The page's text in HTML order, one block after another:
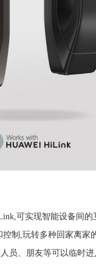
可实现智能设备间的
制,玩转多种回家离家
、朋友等可以临时进